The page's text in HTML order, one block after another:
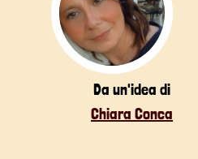
Da un'idea di
Chiara Conca